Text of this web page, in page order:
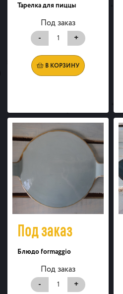
Тарелка для пиццы
Под заказ
-
+
В КОРЗИНУ
Под заказ
Блюдо formaggio
Под заказ
-
+